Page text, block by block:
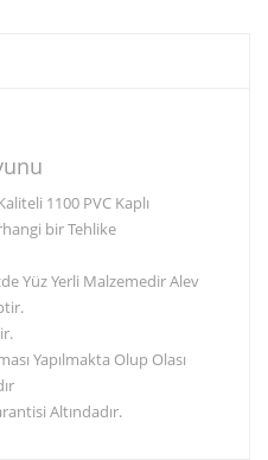
1100 PVC Kaplı
bir Tehlike
Yüz Yerli Malzemedir Alev
Yapılmakta Olup Olası
Altındadır.